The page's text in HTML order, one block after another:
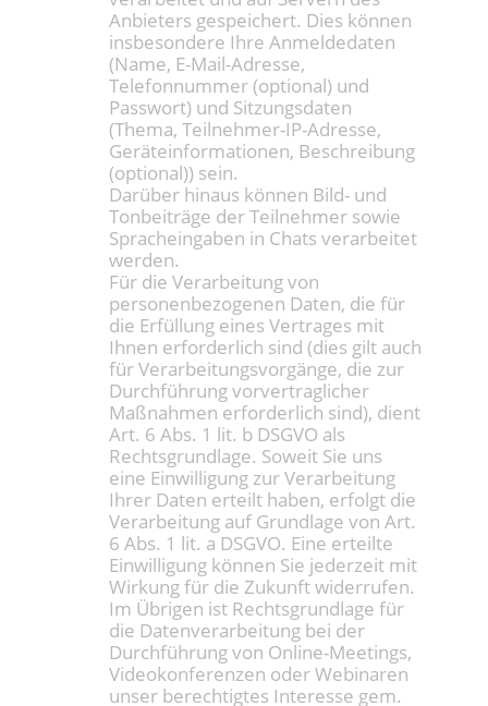
Anbieters gespeichert. Dies können
insbesondere Ihre Anmeldedaten
(Name, E-Mail-Adresse,
Telefonnummer (optional) und
Passwort) und Sitzungsdaten
(Thema, Teilnehmer-IP-Adresse,
Geräteinformationen, Beschreibung
(optional)) sein.
Darüber hinaus können Bild- und
Tonbeiträge der Teilnehmer sowie
Spracheingaben in Chats verarbeitet
werden.
Für die Verarbeitung von
personenbezogenen Daten, die für
die Erfüllung eines Vertrages mit
Ihnen erforderlich sind (dies gilt auch
für Verarbeitungsvorgänge, die zur
Durchführung vorvertraglicher
Maßnahmen erforderlich sind), dient
Art. 6 Abs. 1 lit. b DSGVO als
Rechtsgrundlage. Soweit Sie uns
eine Einwilligung zur Verarbeitung
Ihrer Daten erteilt haben, erfolgt die
Verarbeitung auf Grundlage von Art.
6 Abs. 1 lit. a DSGVO. Eine erteilte
Einwilligung können Sie jederzeit mit
Wirkung für die Zukunft widerrufen.
Im Übrigen ist Rechtsgrundlage für
die Datenverarbeitung bei der
Durchführung von Online-Meetings,
Videokonferenzen oder Webinaren
unser berechtigtes Interesse gem.